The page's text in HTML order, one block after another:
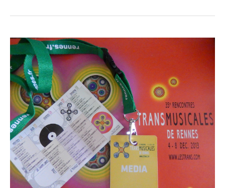
Les
Trans
Musicales
day
one:
Moodoïd
x
London
Grammar
x
Luke
Jenner
x
Har
Mar
Superstar
(Photos)